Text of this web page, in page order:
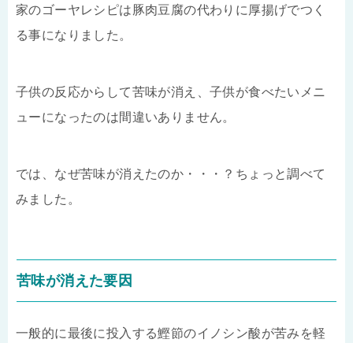
家のゴーヤレシピは豚肉豆腐の代わりに厚揚げでつく
る事になりました。
子供の反応からして苦味が消え、子供が食べたいメニ
ューになったのは間違いありません。
では、なぜ苦味が消えたのか・・・？ちょっと調べて
みました。
苦味が消えた要因
一般的に最後に投入する鰹節のイノシン酸が苦みを軽